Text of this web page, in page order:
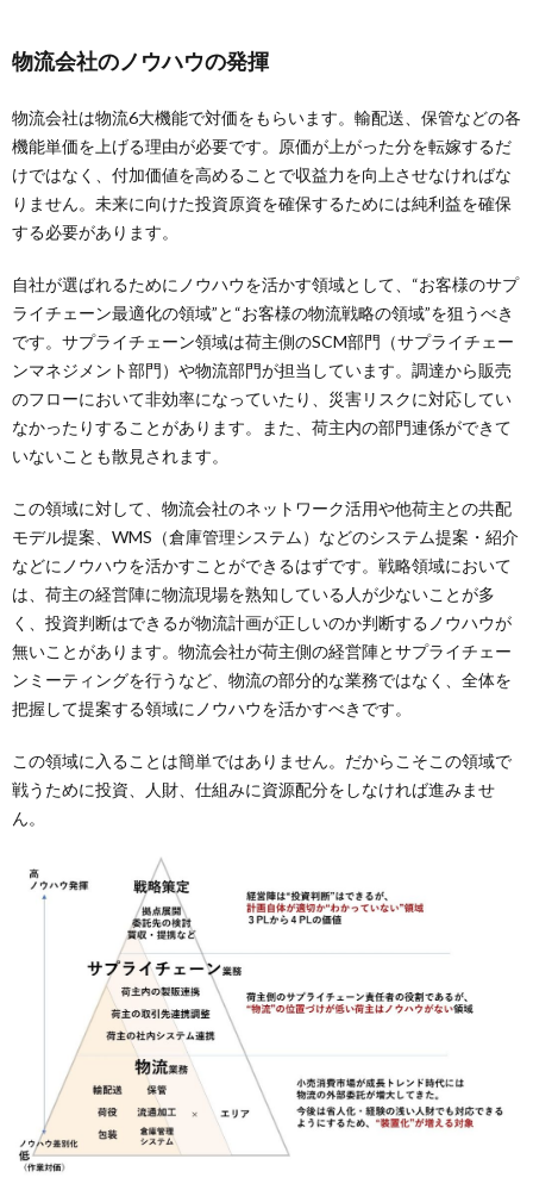
物流会社のノウハウの発揮
物流会社は物流6大機能で対価をもらいます。輸配送、保管などの各
機能単価を上げる理由が必要です。原価が上がった分を転嫁するだ
けではなく、付加価値を高めることで収益力を向上させなければな
りません。未来に向けた投資原資を確保するためには純利益を確保
する必要があります。
自社が選ばれるためにノウハウを活かす領域として、“お客様のサプ
ライチェーン最適化の領域”と“お客様の物流戦略の領域”を狙うべき
です。サプライチェーン領域は荷主側のSCM部門（サプライチェー
ンマネジメント部門）や物流部門が担当しています。調達から販売
のフローにおいて非効率になっていたり、災害リスクに対応してい
なかったりすることがあります。また、荷主内の部門連係ができて
いないことも散見されます。
この領域に対して、物流会社のネットワーク活用や他荷主との共配
モデル提案、WMS（倉庫管理システム）などのシステム提案・紹介
などにノウハウを活かすことができるはずです。戦略領域において
は、荷主の経営陣に物流現場を熟知している人が少ないことが多
く、投資判断はできるが物流計画が正しいのか判断するノウハウが
無いことがあります。物流会社が荷主側の経営陣とサプライチェー
ンミーティングを行うなど、物流の部分的な業務ではなく、全体を
把握して提案する領域にノウハウを活かすべきです。
この領域に入ることは簡単ではありません。だからこそこの領域で
戦うために投資、人財、仕組みに資源配分をしなければ進みませ
ん。